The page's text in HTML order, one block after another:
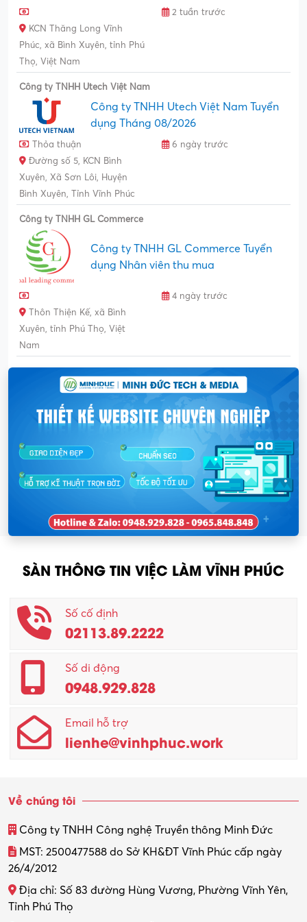
2 tuần trước
KCN Thăng Long Vĩnh
Phúc, xã Bình Xuyên, tỉnh Phú
Thọ, Việt Nam
Công ty TNHH Utech Việt Nam
Công ty TNHH Utech Việt Nam Tuyển
dụng Tháng 08/2026
Thỏa thuận
6 ngày trước
Đường số 5, KCN Bình
Xuyên, Xã Sơn Lôi, Huyện
Bình Xuyên, Tỉnh Vĩnh Phúc
Công ty TNHH GL Commerce
Công ty TNHH GL Commerce Tuyển
dụng Nhân viên thu mua
4 ngày trước
Thôn Thiện Kế, xã Bình
Xuyên, tỉnh Phú Thọ, Việt
Nam
SÀN THÔNG TIN VIỆC LÀM VĨNH PHÚC
Số cố định
02113.89.2222
Số di động
0948.929.828
Email hỗ trợ
lienhe@vinhphuc.work
Về chúng tôi
Công ty TNHH Công nghệ Truyền thông Minh Đức
MST: 2500477588 do Sở KH&ĐT Vĩnh Phúc cấp ngày
26/4/2012
Địa chỉ: Số 83 đường Hùng Vương, Phường Vĩnh Yên,
Tỉnh Phú Thọ